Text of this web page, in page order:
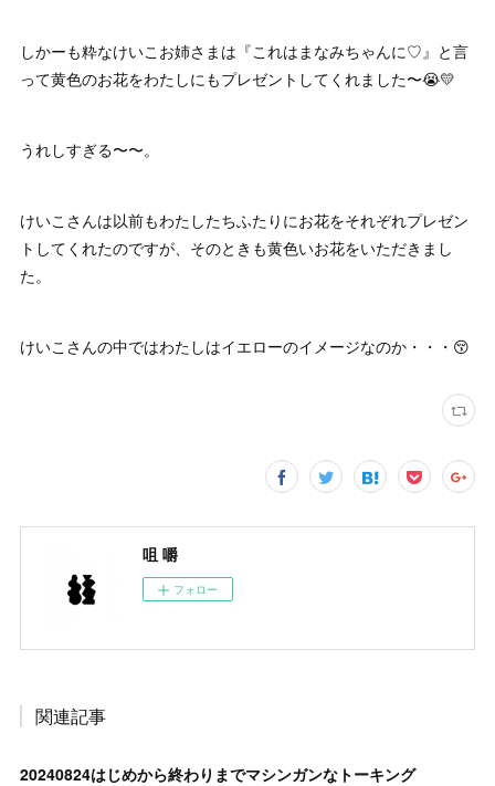
しかーも粋なけいこお姉さまは『これはまなみちゃんに♡』と言
って黄色のお花をわたしにもプレゼントしてくれました〜😭💛
うれしすぎる〜〜。
けいこさんは以前もわたしたちふたりにお花をそれぞれプレゼン
トしてくれたのですが、そのときも黄色いお花をいただきまし
た。
けいこさんの中ではわたしはイエローのイメージなのか・・・😚
咀 嚼
フォロー
関連記事
20240824はじめから終わりまでマシンガンなトーキング